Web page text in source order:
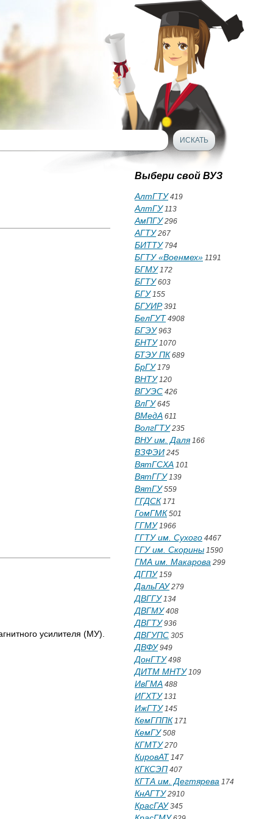
усилителя (МУ).
Выбери свой ВУЗ
АлтГТУ419
АлтГУ113
АмПГУ296
АГТУ267
БИТТУ794
БГТУ «Военмех» 1191
БГМУ172
БГТУ603
БГУ155
БГУИР391
БелГУТ 4908
БГЭУ963
БНТУ1070
БТЭУ ПК 689
БрГУ179
ВНТУ120
ВГУЭС 426
ВлГУ645
ВМедА 611
ВолгГТУ235
ВНУ им. Даля166
ВЗФЭИ 245
ВятГСХА 101
ВятГГУ139
ВятГУ559
ГГДСК 171
ГомГМК 501
ГГМУ1966
ГГТУ им. Сухого 4467
ГГУ им. Скорины 1590
ГМА им. Макарова 299
ДГПУ159
ДальГАУ279
ДВГГУ134
ДВГМУ408
ДВГТУ936
ДВГУПС 305
ДВФУ949
ДонГТУ498
ДИТМ МНТУ109
ИвГМА 488
ИГХТУ131
ИжГТУ145
КемГППК 171
КемГУ508
КГМТУ270
КировАТ 147
КГКСЭП 407
КГТА им. Дегтярева 174
КнАГТУ2910
КрасГАУ345